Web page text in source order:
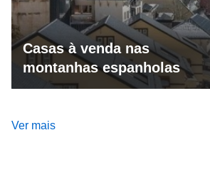
Casas à venda nas
montanhas espanholas
Ver mais